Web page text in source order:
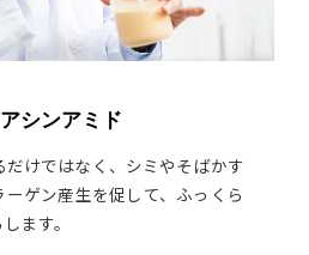
シンアミド
けではなく、シミやそばかす
ゲン産生を促して、ふっくら
ます。